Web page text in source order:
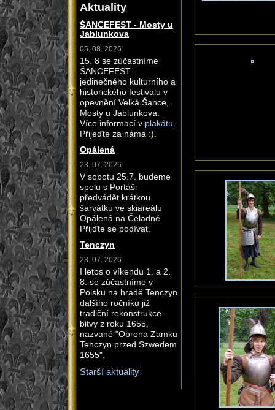
Aktuality
ŠANCEFEST - Mosty u
Jablunkova
05. 08. 2026
15. 8 se zúčastníme
ŠANCEFEST -
jedinečného kulturního a
historického festivalu v
opevnění Velká Šance,
Mosty u Jablunkova.
Více informací v plakátu.
Přijeďte za náma :).
Opálená
23. 07. 2026
V sobotu 25.7. budeme
spolu s Portáši
předvádět krátkou
šarvátku ve skiareálu
Opálená na Čeladné.
Přijďte se podívat.
Tenczyn
23. 07. 2026
I letos o víkendu 1. a 2.
8. se zúčastníme v
Polsku na hradě Tenczyn
dalšího ročníku již
tradiční rekonstrukce
bitvy z roku 1655,
nazvané "Obrona Zamku
Tenczyn przed Szwedem
1655".
Starší aktuality